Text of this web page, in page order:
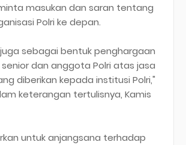
masukan dan saran tentang
Polri ke depan.
sebagai bentuk penghargaan
dan anggota Polri atas jasa
diberikan kepada institusi Polri,"
keterangan tertulisnya, Kamis
untuk anjangsana terhadap